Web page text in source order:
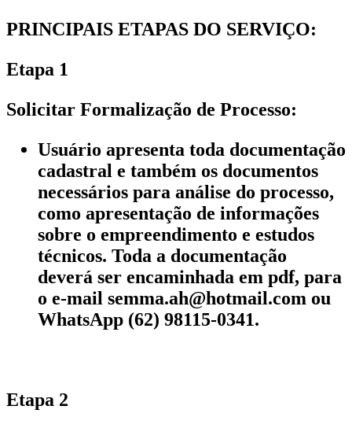
PRINCIPAIS ETAPAS DO SERVIÇO:
Etapa 1
Solicitar Formalização de Processo:
Usuário apresenta toda documentação
cadastral e também os documentos
necessários para análise do processo,
como apresentação de informações
sobre o empreendimento e estudos
técnicos. Toda a documentação
deverá ser encaminhada em pdf, para
o e-mail semma.ah@hotmail.com ou
WhatsApp (62) 98115-0341.
Etapa 2